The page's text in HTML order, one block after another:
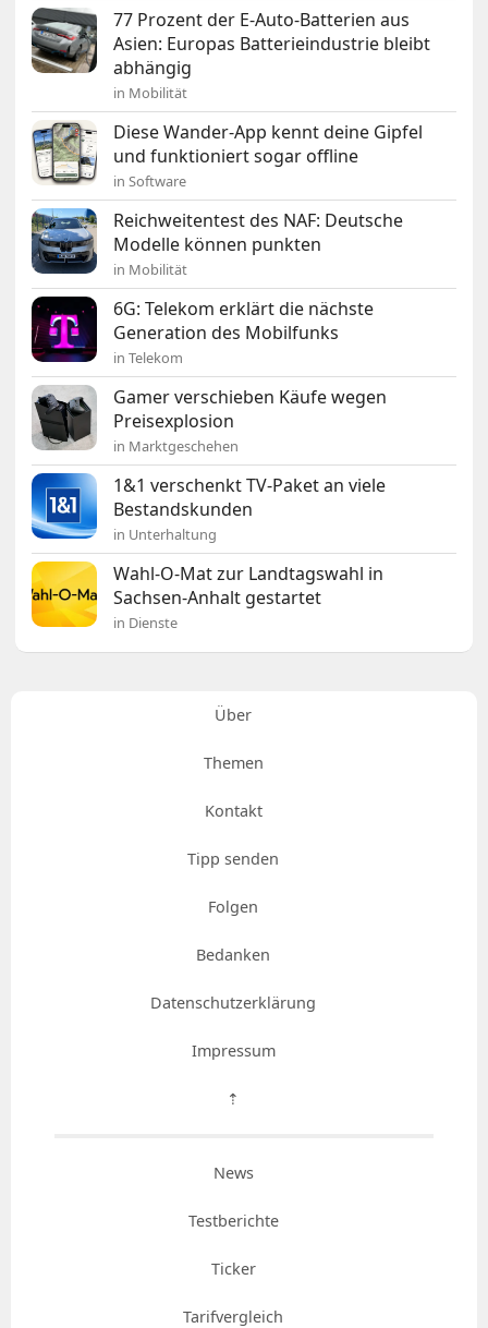
77 Prozent der E-Auto-Batterien aus
Asien: Europas Batterieindustrie bleibt
abhängig
in Mobilität
Diese Wander-App kennt deine Gipfel
und funktioniert sogar offline
in Software
Reichweitentest des NAF: Deutsche
Modelle können punkten
in Mobilität
6G: Telekom erklärt die nächste
Generation des Mobilfunks
in Telekom
Gamer verschieben Käufe wegen
Preisexplosion
in Marktgeschehen
1&1 verschenkt TV-Paket an viele
Bestandskunden
in Unterhaltung
Wahl-O-Mat zur Landtagswahl in
Sachsen-Anhalt gestartet
in Dienste
Über
Themen
Kontakt
Tipp senden
Folgen
Bedanken
Datenschutzerklärung
Impressum
⇡
News
Testberichte
Ticker
Tarifvergleich